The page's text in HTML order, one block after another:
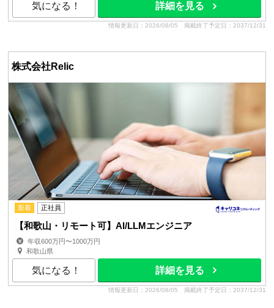
気になる！ 詳細を見る
情報更新日：2026/08/05 掲載終了予定日：2037/12/31
株式会社Relic
新着 正社員
【和歌山・リモート可】AI/LLMエンジニア
年収600万円〜1000万円
和歌山県
気になる！ 詳細を見る
情報更新日：2026/08/05 掲載終了予定日：2037/12/31